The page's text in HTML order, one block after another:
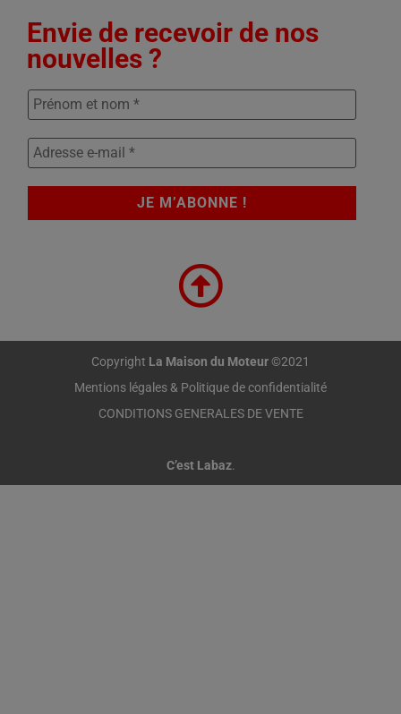
Envie de recevoir de nos
nouvelles ?
Copyright La Maison du Moteur©2021
Mentions légales & Politique de confidentialité
CONDITIONS GENERALES DE VENTE
C’est Labaz.